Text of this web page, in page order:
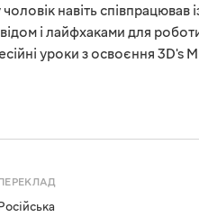
навіть співпрацював
і лайфхаками для
уроки з освоєння 3D's M